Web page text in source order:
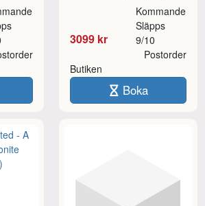
3099 kr
Kommande
Släpps
9/10
Butiken
Postorder
Boka